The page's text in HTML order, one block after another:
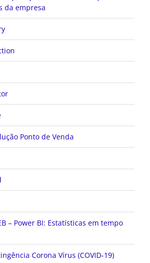
da empresa
Ponto de Venda
– Power BI: Estatísticas em tempo
Corona Vírus (COVID-19)